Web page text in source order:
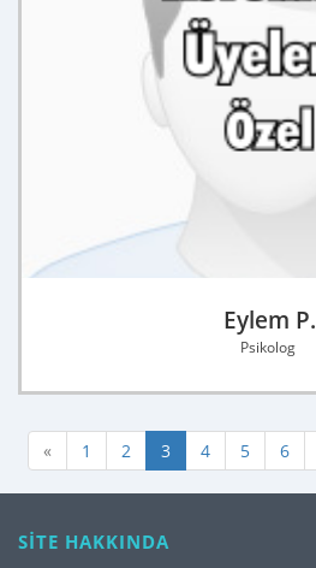
Eylem P.
Psikolog
« 1 2 3 4 5 6
SİTE HAKKINDA